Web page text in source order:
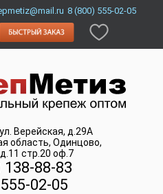
8 (800) 555-02-05
ул. Верейская, д.29А
область, Одинцово,
стр.20 оф.7
138-88-83
02-05